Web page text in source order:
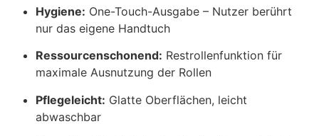
Hygiene: One-Touch-Ausgabe – Nutzer berührt
nur das eigene Handtuch
Ressourcenschonend: Restrollenfunktion für
maximale Ausnutzung der Rollen
Pflegeleicht: Glatte Oberflächen, leicht
abwaschbar